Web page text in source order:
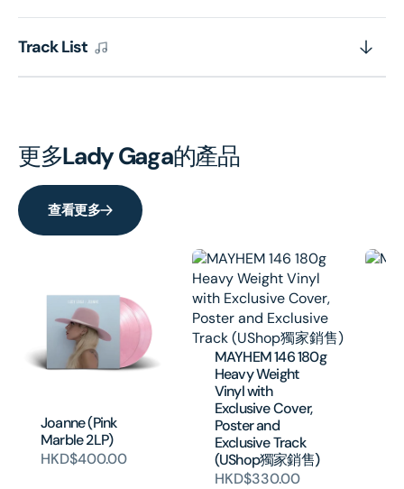
Track List
更多Lady Gaga的產品
查看更多
Joanne (Pink
Marble 2LP)
HKD$400.00
MAYHEM 146 180g
Heavy Weight
Vinyl with
Exclusive Cover,
Poster and
Exclusive Track
(UShop獨家銷售)
HKD$330.00